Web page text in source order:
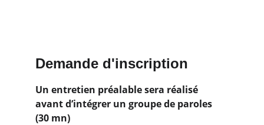
Un entretien préalable sera réalisé
avant d’intégrer un groupe de paroles
(30 mn)
Demande d'inscription